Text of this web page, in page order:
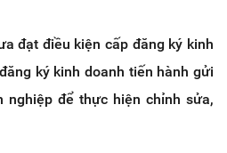
đạt điều kiện cấp đăng ký kinh
ký kinh doanh tiến hành gửi
nghiệp để thực hiện chỉnh sửa,